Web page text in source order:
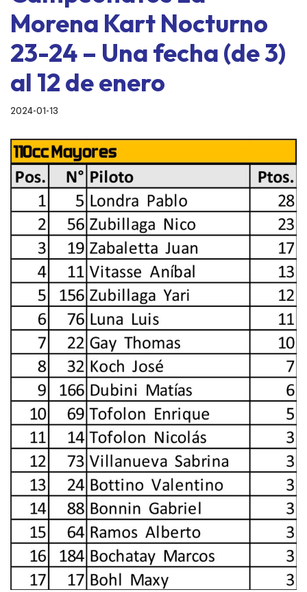
Morena Kart Nocturno
23-24 – Una fecha (de 3)
al 12 de enero
2024-01-13